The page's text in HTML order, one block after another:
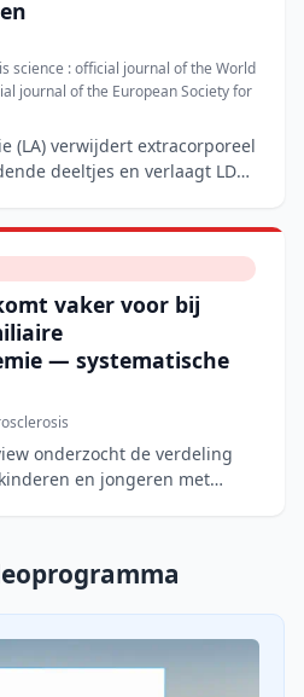
science : official journal of the World
journal of the European Society for
(LA) verwijdert extracorporeel
deeltjes en verlaagt LDL-
vaker voor bij
— systematische
onderzocht de verdeling
en jongeren met